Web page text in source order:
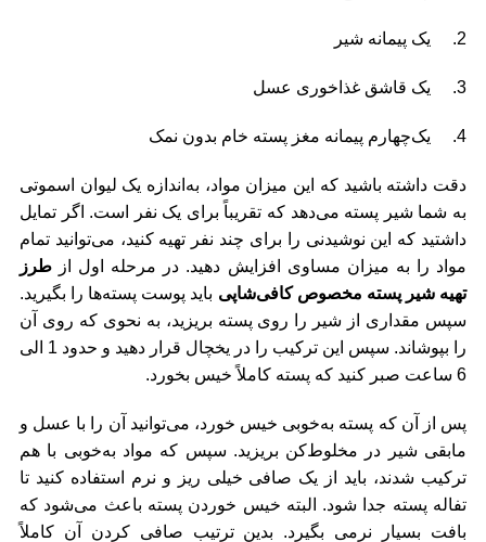
2. یک پیمانه شیر
3. یک قاشق غذاخوری عسل
4. یک‌چهارم پیمانه مغز پسته خام بدون نمک
دقت داشته باشید که این میزان مواد، به‌اندازه یک لیوان اسموتی
به شما شیر پسته می‌دهد که تقریباً برای یک نفر است. اگر تمایل
داشتید که این نوشیدنی را برای چند نفر تهیه کنید، می‌توانید تمام
مواد را به میزان مساوی افزایش دهید. در مرحله اول از طرز
تهیه شیر پسته مخصوص کافی‌شاپی باید پوست پسته‌ها را بگیرید.
سپس مقداری از شیر را روی پسته بریزید، به نحوی که روی آن
را بپوشاند. سپس این ترکیب را در یخچال قرار دهید و حدود 1 الی
6 ساعت صبر کنید که پسته کاملاً خیس بخورد.
پس از آن که پسته به‌خوبی خیس خورد، می‌توانید آن را با عسل و
مابقی شیر در مخلوط‌کن بریزید. سپس که مواد به‌خوبی با هم
ترکیب شدند، باید از یک صافی خیلی ریز و نرم استفاده کنید تا
تفاله پسته جدا شود. البته خیس خوردن پسته باعث می‌شود که
بافت بسیار نرمی بگیرد. بدین ترتیب صافی کردن آن کاملاً